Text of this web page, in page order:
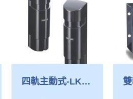
四軌主動式-LK-